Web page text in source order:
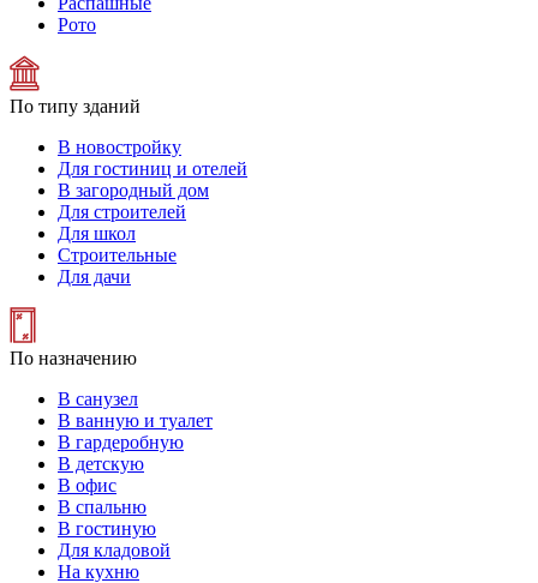
Рото
По типу зданий
В новостройку
Для гостиниц и отелей
В загородный дом
Для строителей
Для школ
Строительные
Для дачи
По назначению
В санузел
В ванную и туалет
В гардеробную
В детскую
В офис
В спальню
В гостиную
Для кладовой
На кухню